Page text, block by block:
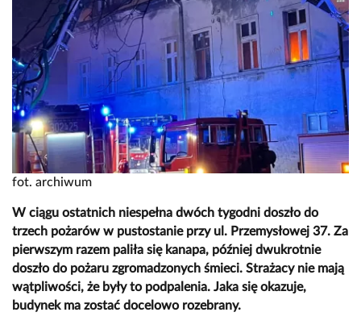
fot. archiwum
W ciągu ostatnich niespełna dwóch tygodni doszło do
trzech pożarów w pustostanie przy ul. Przemysłowej 37. Za
pierwszym razem paliła się kanapa, później dwukrotnie
doszło do pożaru zgromadzonych śmieci. Strażacy nie mają
wątpliwości, że były to podpalenia. Jaka się okazuje,
budynek ma zostać docelowo rozebrany.